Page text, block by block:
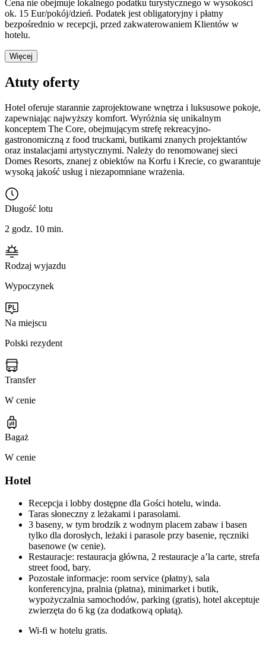
Cena nie obejmuje lokalnego podatku turystycznego w wysokości
ok. 15 Eur/pokój/dzień. Podatek jest obligatoryjny i płatny
bezpośrednio w recepcji, przed zakwaterowaniem Klientów w
hotelu.
Więcej
Atuty oferty
Hotel oferuje starannie zaprojektowane wnętrza i luksusowe pokoje,
zapewniając najwyższy komfort. Wyróżnia się unikalnym
konceptem The Core, obejmującym strefę rekreacyjno-
gastronomiczną z food truckami, butikami znanych projektantów
oraz instalacjami artystycznymi. Należy do renomowanej sieci
Domes Resorts, znanej z obiektów na Korfu i Krecie, co gwarantuje
wysoką jakość usług i niezapomniane wrażenia.
Długość lotu
2 godz. 10 min.
Rodzaj wyjazdu
Wypoczynek
Na miejscu
Polski rezydent
Transfer
W cenie
Bagaż
W cenie
Hotel
Recepcja i lobby dostępne dla Gości hotelu, winda.
Taras słoneczny z leżakami i parasolami.
3 baseny, w tym brodzik z wodnym placem zabaw i basen
tylko dla dorosłych, leżaki i parasole przy basenie, ręczniki
basenowe (w cenie).
Restauracje: restauracja główna, 2 restauracje a’la carte, strefa
street food, bary.
Pozostałe informacje: room service (płatny), sala
konferencyjna, pralnia (płatna), minimarket i butik,
wypożyczalnia samochodów, parking (gratis), hotel akceptuje
zwierzęta do 6 kg (za dodatkową opłatą).
Wi-fi w hotelu gratis.